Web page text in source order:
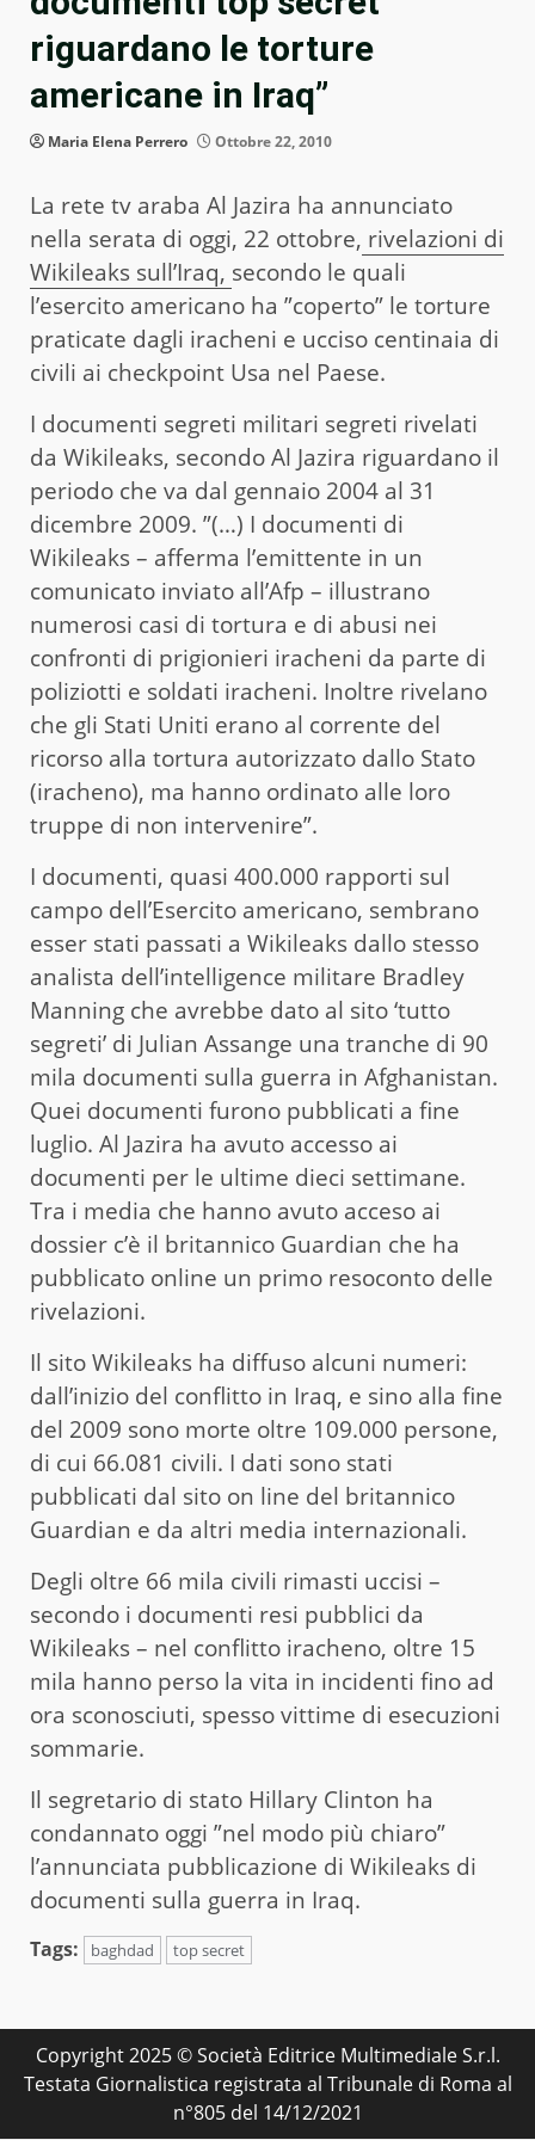
riguardano le torture
americane in Iraq”
Maria Elena Perrero Ottobre 22, 2010
La rete tv araba Al Jazira ha annunciato
nella serata di oggi, 22 ottobre, rivelazioni di
Wikileaks sull’Iraq, secondo le quali
l’esercito americano ha ”coperto” le torture
praticate dagli iracheni e ucciso centinaia di
civili ai checkpoint Usa nel Paese.
I documenti segreti militari segreti rivelati
da Wikileaks, secondo Al Jazira riguardano il
periodo che va dal gennaio 2004 al 31
dicembre 2009. ”(…) I documenti di
Wikileaks – afferma l’emittente in un
comunicato inviato all’Afp – illustrano
numerosi casi di tortura e di abusi nei
confronti di prigionieri iracheni da parte di
poliziotti e soldati iracheni. Inoltre rivelano
che gli Stati Uniti erano al corrente del
ricorso alla tortura autorizzato dallo Stato
(iracheno), ma hanno ordinato alle loro
truppe di non intervenire”.
I documenti, quasi 400.000 rapporti sul
campo dell’Esercito americano, sembrano
esser stati passati a Wikileaks dallo stesso
analista dell’intelligence militare Bradley
Manning che avrebbe dato al sito ‘tutto
segreti’ di Julian Assange una tranche di 90
mila documenti sulla guerra in Afghanistan.
Quei documenti furono pubblicati a fine
luglio. Al Jazira ha avuto accesso ai
documenti per le ultime dieci settimane.
Tra i media che hanno avuto acceso ai
dossier c’è il britannico Guardian che ha
pubblicato online un primo resoconto delle
rivelazioni.
Il sito Wikileaks ha diffuso alcuni numeri:
dall’inizio del conflitto in Iraq, e sino alla fine
del 2009 sono morte oltre 109.000 persone,
di cui 66.081 civili. I dati sono stati
pubblicati dal sito on line del britannico
Guardian e da altri media internazionali.
Degli oltre 66 mila civili rimasti uccisi –
secondo i documenti resi pubblici da
Wikileaks – nel conflitto iracheno, oltre 15
mila hanno perso la vita in incidenti fino ad
ora sconosciuti, spesso vittime di esecuzioni
sommarie.
Il segretario di stato Hillary Clinton ha
condannato oggi ”nel modo più chiaro”
l’annunciata pubblicazione di Wikileaks di
documenti sulla guerra in Iraq.
Tags: baghdad top secret
Copyright 2025 © Società Editrice Multimediale S.r.l.
Testata Giornalistica registrata al Tribunale di Roma al
n°805 del 14/12/2021